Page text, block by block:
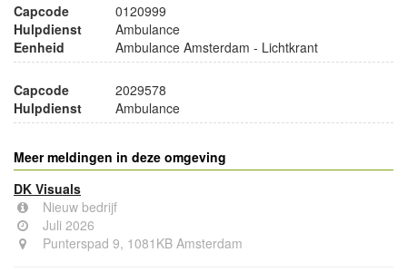
Capcode
0120999
Hulpdienst
Ambulance
Eenheid
Ambulance Amsterdam - Lichtkrant
Capcode
2029578
Hulpdienst
Ambulance
Meer meldingen in deze omgeving
DK Visuals
Nieuw bedrijf
Juli 2026
Punterspad 9, 1081KB Amsterdam